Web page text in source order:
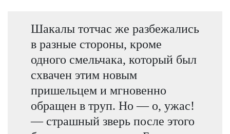
Шакалы тотчас же разбежались
в разные стороны, кроме
одного смельчака, который был
схвачен этим новым
пришельцем и мгновенно
обращен в труп. Но — о, ужас!
— страшный зверь после этого